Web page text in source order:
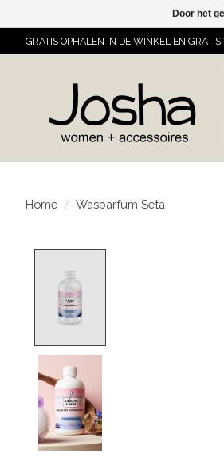
GRATIS OPHALEN IN DE WINKEL EN
Home / Wasparfum Seta
Door het